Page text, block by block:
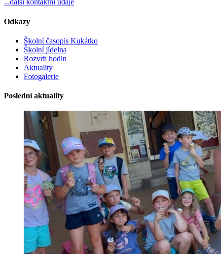
...další kontaktní údaje
Odkazy
Školní časopis Kukátko
Školní jídelna
Rozvrh hodin
Aktuality
Fotogalerie
Poslední aktuality